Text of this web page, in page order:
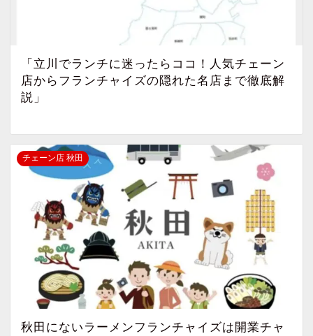
「立川でランチに迷ったらココ！人気チェーン
店からフランチャイズの隠れた名店まで徹底解
説」
チェーン店 秋田
秋田にないラーメンフランチャイズは開業チャ